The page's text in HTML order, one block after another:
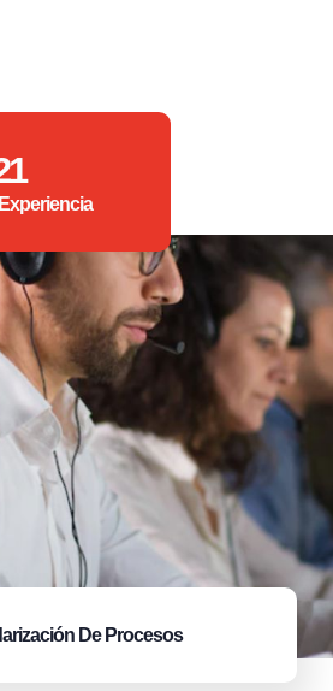
De Procesos